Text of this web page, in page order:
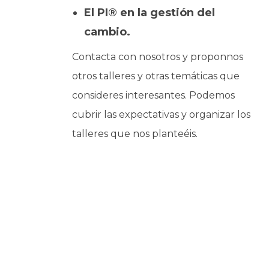
El PI® en la gestión del
cambio.
Contacta con nosotros y proponnos
otros talleres y otras temáticas que
consideres interesantes. Podemos
cubrir las expectativas y organizar los
talleres que nos planteéis.